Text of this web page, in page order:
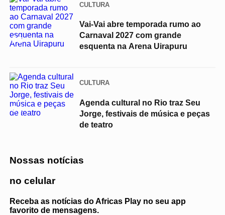
03
CULTURA
Vai-Vai abre temporada rumo ao
Carnaval 2027 com grande
esquenta na Arena Uirapuru
04
CULTURA
Agenda cultural no Rio traz Seu
Jorge, festivais de música e peças
de teatro
Nossas notícias
no celular
Receba as notícias do Africas Play no seu app
favorito de mensagens.